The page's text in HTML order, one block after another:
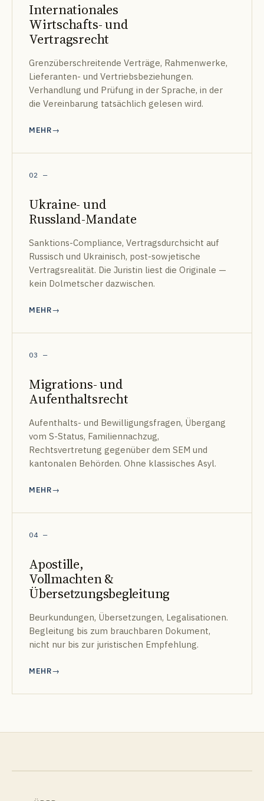
Internationales
Wirtschafts- und
Vertragsrecht
Grenzüberschreitende Verträge, Rahmenwerke,
Lieferanten- und Vertriebsbeziehungen.
Verhandlung und Prüfung in der Sprache, in der
die Vereinbarung tatsächlich gelesen wird.
MEHR
02 —
Ukraine- und
Russland-Mandate
Sanktions-Compliance, Vertragsdurchsicht auf
Russisch und Ukrainisch, post-sowjetische
Vertragsrealität. Die Juristin liest die Originale —
kein Dolmetscher dazwischen.
MEHR
03 —
Migrations- und
Aufenthaltsrecht
Aufenthalts- und Bewilligungsfragen, Übergang
vom S-Status, Familiennachzug,
Rechtsvertretung gegenüber dem SEM und
kantonalen Behörden. Ohne klassisches Asyl.
MEHR
04—
Apostille,
Vollmachten &
Übersetzungsbegleitung
Beurkundungen, Übersetzungen, Legalisationen.
Begleitung bis zum brauchbaren Dokument,
nicht nur bis zur juristischen Empfehlung.
MEHR